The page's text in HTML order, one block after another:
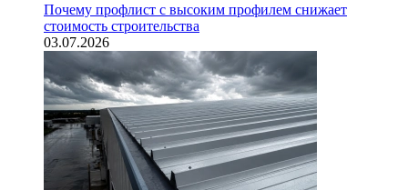
Почему профлист с высоким профилем снижает
стоимость строительства
03.07.2026